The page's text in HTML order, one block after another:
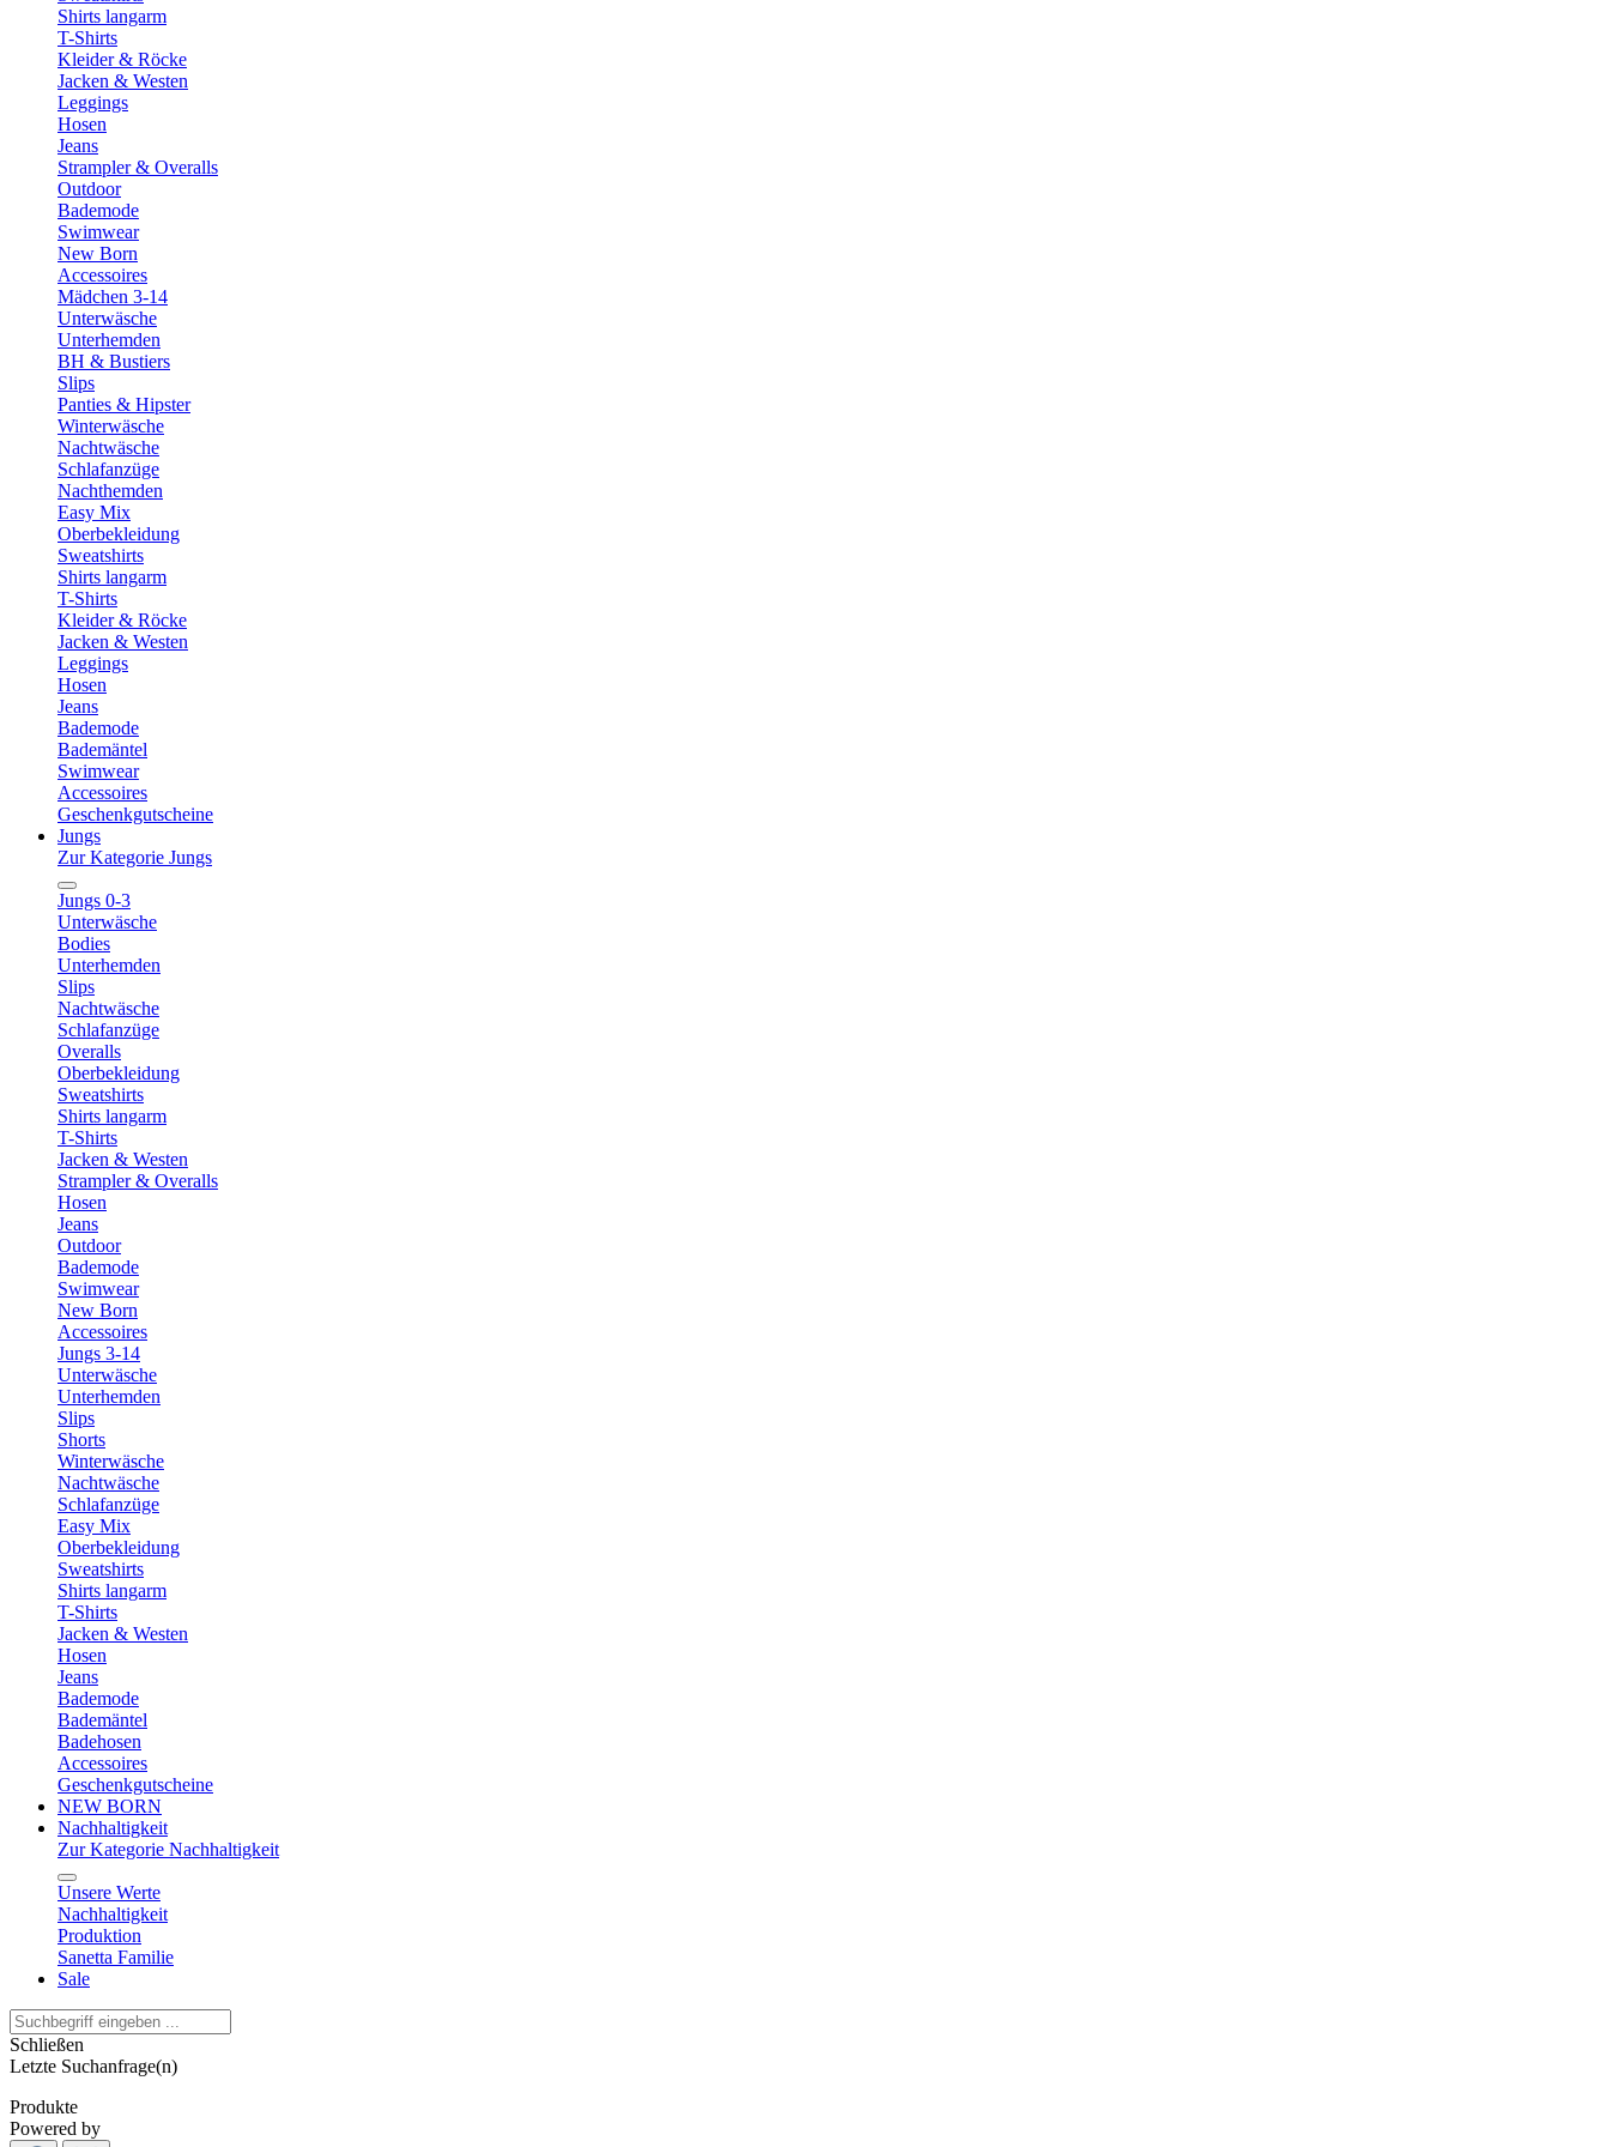
Shirts langarm
T-Shirts
Kleider & Röcke
Jacken & Westen
Leggings
Hosen
Jeans
Strampler & Overalls
Outdoor
Bademode
Swimwear
New Born
Accessoires
Mädchen 3-14
Unterwäsche
Unterhemden
BH & Bustiers
Slips
Panties & Hipster
Winterwäsche
Nachtwäsche
Schlafanzüge
Nachthemden
Easy Mix
Oberbekleidung
Sweatshirts
Shirts langarm
T-Shirts
Kleider & Röcke
Jacken & Westen
Leggings
Hosen
Jeans
Bademode
Bademäntel
Swimwear
Accessoires
Geschenkgutscheine
Jungs
Zur Kategorie Jungs
Jungs 0-3
Unterwäsche
Bodies
Unterhemden
Slips
Nachtwäsche
Schlafanzüge
Overalls
Oberbekleidung
Sweatshirts
Shirts langarm
T-Shirts
Jacken & Westen
Strampler & Overalls
Hosen
Jeans
Outdoor
Bademode
Swimwear
New Born
Accessoires
Jungs 3-14
Unterwäsche
Unterhemden
Slips
Shorts
Winterwäsche
Nachtwäsche
Schlafanzüge
Easy Mix
Oberbekleidung
Sweatshirts
Shirts langarm
T-Shirts
Jacken & Westen
Hosen
Jeans
Bademode
Bademäntel
Badehosen
Accessoires
Geschenkgutscheine
NEW BORN
Nachhaltigkeit
Zur Kategorie Nachhaltigkeit
Unsere Werte
Nachhaltigkeit
Produktion
Sanetta Familie
Sale
Schließen
Letzte Suchanfrage(n)
Produkte
Powered by